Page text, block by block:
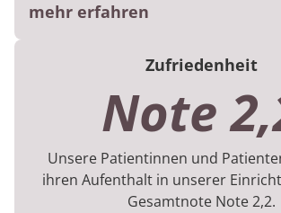
mehr erfahren
Für jede Rehabilitation gibt es
Vielfalt, Menge und Dauer
Im 1. Halbjahr 2026 flossen
Patientinnen und Patienten in
ein.
Zufriedenheit
Note
Unsere Patientinnen und
ihren Aufenthalt in unserer
Gesamtnote Note 2,2.